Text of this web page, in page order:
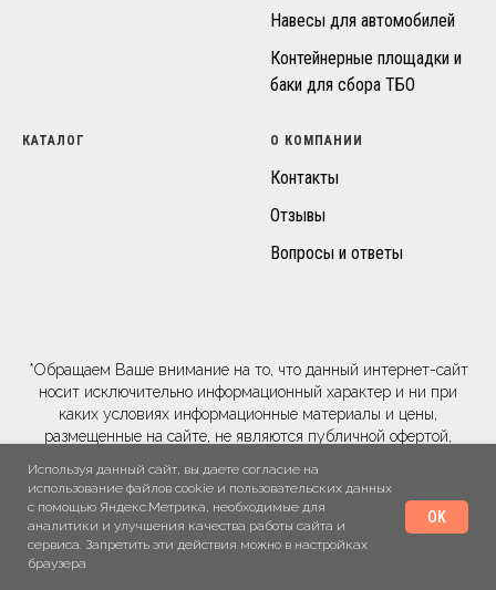
Используя данный сайт, вы даете согласие на
использование файлов cookie и пользовательских данных
с помощью Яндекс.Метрика, необходимые для
аналитики и улучшения качества работы сайта и
сервиса. Запретить эти действия можно в настройках
браузера
OK
Навесы для автомобилей
Контейнерные площадки и
баки для сбора ТБО
КАТАЛОГ О КОМПАНИИ
Контакты
Отзывы
Вопросы и ответы
*Обращаем Ваше внимание на то, что данный интернет-сайт
носит исключительно информационный характер и ни при
каких условиях информационные материалы и цены,
размещенные на сайте, не являются публичной офертой,
кодекса РФ.
** Ваш заказ, включая стоимость и наличие товара, будет
подтвержден нашим менеджером по средствам телефонного
звонка на номер, указанный Вами при заказе или по